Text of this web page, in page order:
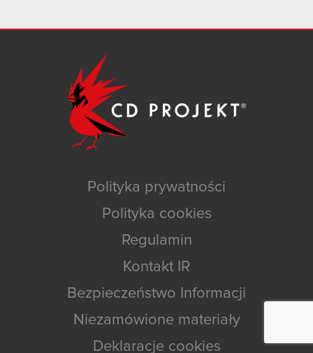
Polityka prywatności
Polityka cookies
Regulamin
Kontakt IR
Bezpieczeństwo Informacji
Niezamówione materiały
Deklaracje cookies